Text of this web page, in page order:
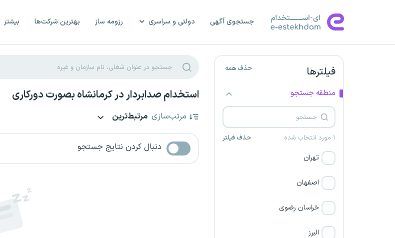
جستجوی آگهی دولتی و سراسری رزومه ساز بهترین شرکت‌ها بیشتر
فیلترها حذف همه
منطقه جستجو
۱ مورد انتخاب شده حذف فیلتر
تهران
اصفهان
خراسان رضوی
البرز
استخدام صدابردار در کرمانشاه بصورت دورکاری
مرتب‌سازی مرتبط‌ترین
دنبال کردن نتایج جستجو